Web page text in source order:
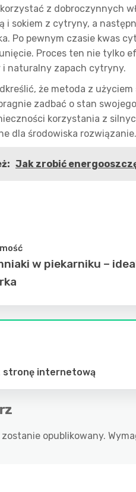
z dobroczynnych
i sokiem z cytryny, a
Po pewnym czasie kwas
Proces ten nie tylko
i naturalny zapach cytryny.
że metoda z użyciem
zadbać o stan
korzystania z
dla środowiska rozwiązanie.
Jak zrobić
w piekarniku –
stronę internetową
opublikowany.